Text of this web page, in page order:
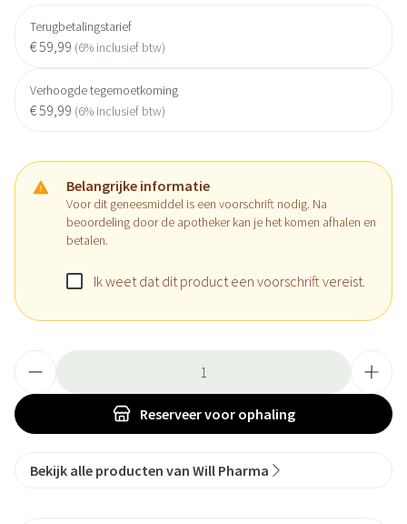
Terugbetalingstarief
€ 59,99 (6% inclusief btw)
Verhoogde tegemoetkoming
€ 59,99 (6% inclusief btw)
Belangrijke informatie
Voor dit geneesmiddel is een voorschrift nodig. Na
beoordeling door de apotheker kan je het komen afhalen en
betalen.
Ik weet dat dit product een voorschrift vereist.
Reserveervoor ophaling
Bekijk alle producten van Will Pharma